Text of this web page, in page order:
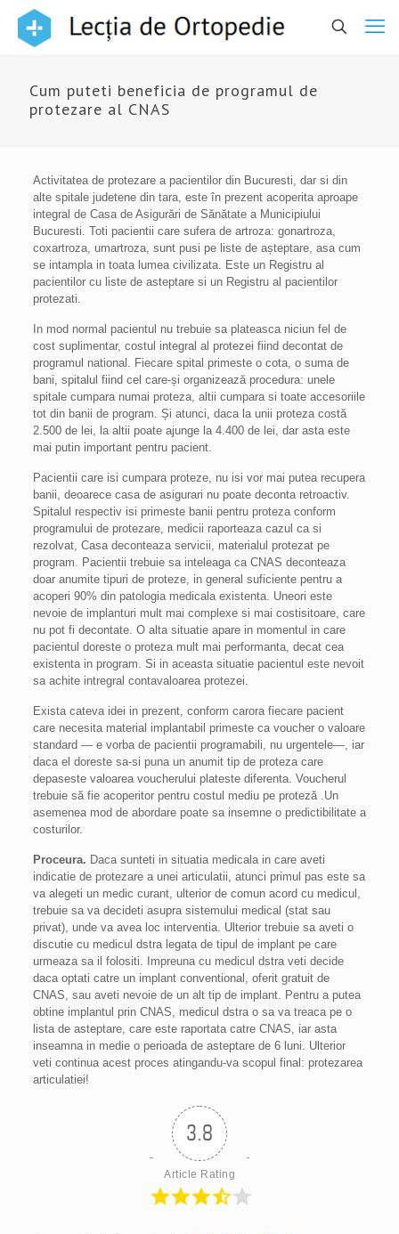
Cum puteti beneficia de programul de
protezare al CNAS
Activitatea de protezare a pacientilor din Bucuresti, dar si din
alte spitale judetene din tara, este în prezent acoperita aproape
integral de Casa de Asigurări de Sănătate a Municipiului
Bucuresti. Toti pacientii care sufera de artroza: gonartroza,
coxartroza, umartroza, sunt pusi pe liste de așteptare, asa cum
se intampla in toata lumea civilizata. Este un Registru al
pacientilor cu liste de asteptare si un Registru al pacientilor
protezati.
In mod normal pacientul nu trebuie sa plateasca niciun fel de
cost suplimentar, costul integral al protezei fiind decontat de
programul national. Fiecare spital primeste o cota, o suma de
bani, spitalul fiind cel care-și organizează procedura: unele
spitale cumpara numai proteza, altii cumpara si toate accesoriile
tot din banii de program. Și atunci, daca la unii proteza costă
2.500 de lei, la altii poate ajunge la 4.400 de lei, dar asta este
mai putin important pentru pacient.
Pacientii care isi cumpara proteze, nu isi vor mai putea recupera
banii, deoarece casa de asigurari nu poate deconta retroactiv.
Spitalul respectiv isi primeste banii pentru proteza conform
programului de protezare, medicii raporteaza cazul ca si
rezolvat, Casa deconteaza servicii, materialul protezat pe
program. Pacientii trebuie sa inteleaga ca CNAS deconteaza
doar anumite tipuri de proteze, in general suficiente pentru a
acoperi 90% din patologia medicala existenta. Uneori este
nevoie de implanturi mult mai complexe si mai costisitoare, care
nu pot fi decontate. O alta situatie apare in momentul in care
pacientul doreste o proteza mult mai performanta, decat cea
existenta in program. Si in aceasta situatie pacientul este nevoit
sa achite intregral contavaloarea protezei.
Exista cateva idei in prezent, conform carora fiecare pacient
care necesita material implantabil primeste ca voucher o valoare
standard — e vorba de pacientii programabili, nu urgentele—, iar
daca el doreste sa-si puna un anumit tip de proteza care
depaseste valoarea voucherului plateste diferenta. Voucherul
trebuie să fie acoperitor pentru costul mediu pe proteză .Un
asemenea mod de abordare poate sa insemne o predictibilitate a
costurilor.
Proceura. Daca sunteti in situatia medicala in care aveti
indicatie de protezare a unei articulatii, atunci primul pas este sa
va alegeti un medic curant, ulterior de comun acord cu medicul,
trebuie sa va decideti asupra sistemului medical (stat sau
privat), unde va avea loc interventia. Ulterior trebuie sa aveti o
discutie cu medicul dstra legata de tipul de implant pe care
urmeaza sa il folositi. Impreuna cu medicul dstra veti decide
daca optati catre un implant conventional, oferit gratuit de
CNAS, sau aveti nevoie de un alt tip de implant. Pentru a putea
obtine implantul prin CNAS, medicul dstra o sa va treaca pe o
lista de asteptare, care este raportata catre CNAS, iar asta
inseamna in medie o perioada de asteptare de 6 luni. Ulterior
veti continua acest proces atingandu-va scopul final: protezarea
articulatiei!
3.8
Article Rating